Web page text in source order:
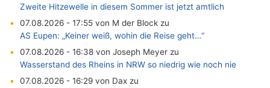
Zweite Hitzewelle in diesem Sommer ist jetzt amtlich
07.08.2026 - 17:55 von M der Block zu
AS Eupen: „Keiner weiß, wohin die Reise geht…“
07.08.2026 - 16:38 von Joseph Meyer zu
Wasserstand des Rheins in NRW so niedrig wie noch nie
07.08.2026 - 16:29 von Dax zu